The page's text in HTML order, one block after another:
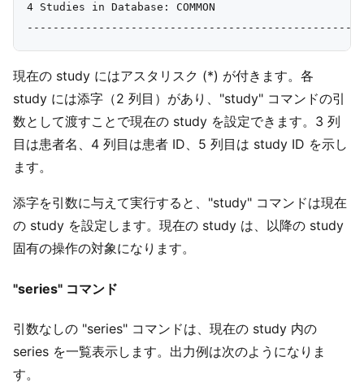
4 Studies in Database: COMMON
現在の study にはアスタリスク (*) が付きます。各
study には添字（2 列目）があり、"study" コマンドの引
数として渡すことで現在の study を設定できます。3 列
目は患者名、4 列目は患者 ID、5 列目は study ID を示し
ます。
添字を引数に与えて実行すると、"study" コマンドは現在
の study を設定します。現在の study は、以降の study
固有の操作の対象になります。
"series" コマンド
引数なしの "series" コマンドは、現在の study 内の
series を一覧表示します。出力例は次のようになりま
す。